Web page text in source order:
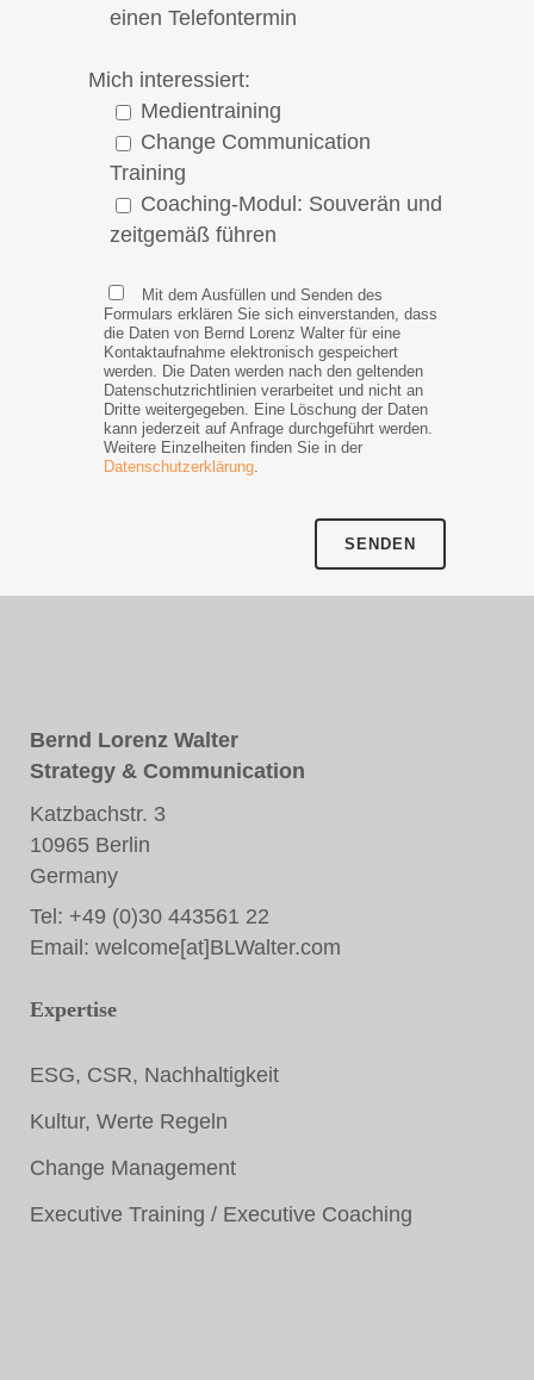
einen Telefontermin
Mich interessiert:
Medientraining
Change Communication
Training
Coaching-Modul: Souverän und
zeitgemäß führen
Mit dem Ausfüllen und Senden des
Formulars erklären Sie sich einverstanden, dass
die Daten von Bernd Lorenz Walter für eine
Kontaktaufnahme elektronisch gespeichert
werden. Die Daten werden nach den geltenden
Datenschutzrichtlinien verarbeitet und nicht an
Dritte weitergegeben. Eine Löschung der Daten
kann jederzeit auf Anfrage durchgeführt werden.
Weitere Einzelheiten finden Sie in der
Datenschutzerklärung.
Bernd Lorenz Walter
Strategy & Communication
Katzbachstr. 3
10965 Berlin
Germany
Tel: +49 (0)30 443561 22
Email: welcome[at]BLWalter.com
Expertise
ESG, CSR, Nachhaltigkeit
Kultur, Werte Regeln
Change Management
Executive Training / Executive Coaching